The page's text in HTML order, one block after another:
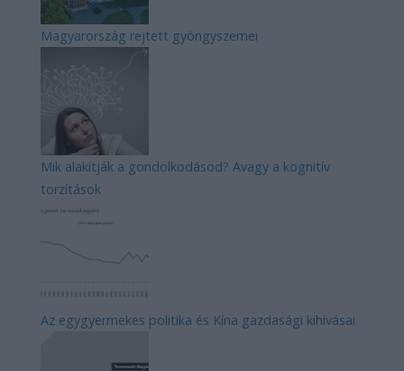
Magyarország rejtett gyöngyszemei
Mik alakítják a gondolkodásod? Avagy a kognitív
torzítások
Az egygyermekes politika és Kína gazdasági kihívásai